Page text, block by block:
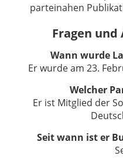
parteinahen
Fragen und
Wann wurde
Er wurde am 23.
Welcher
Er ist Mitglied der
Seit wann ist er